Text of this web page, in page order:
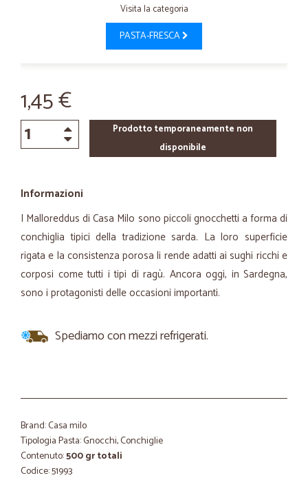
Visita la categoria
PASTA-FRESCA
1,45 €
Prodotto temporaneamente non
disponibile
Informazioni
I Malloreddus di Casa Milo sono piccoli gnocchetti a forma di
conchiglia tipici della tradizione sarda. La loro superficie
rigata e la consistenza porosa li rende adatti ai sughi ricchi e
corposi come tutti i tipi di ragù. Ancora oggi, in Sardegna,
sono i protagonisti delle occasioni importanti.
Spediamo con mezzi refrigerati.
Brand: Casa milo
Tipologia Pasta: Gnocchi, Conchiglie
Contenuto:500 gr totali
Codice: 51993